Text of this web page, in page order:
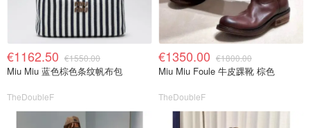
€1162.50 €1550.00
Miu Miu 蓝色棕色条纹帆布包
TheDoubleF
€1350.00 €1800.00
Miu Miu Foule 牛皮踝靴 棕色
TheDoubleF